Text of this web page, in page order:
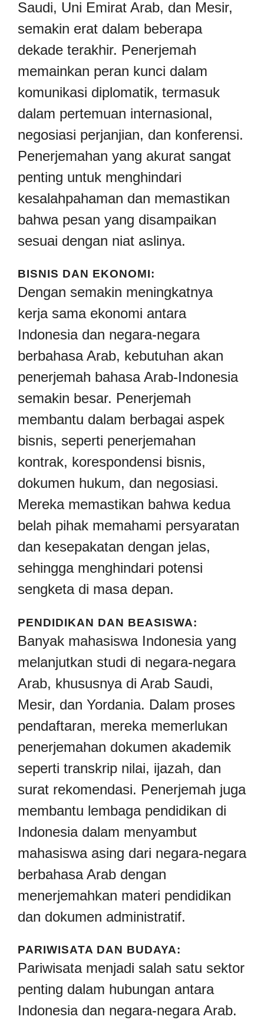
Saudi, Uni Emirat Arab, dan Mesir,
semakin erat dalam beberapa
dekade terakhir. Penerjemah
memainkan peran kunci dalam
komunikasi diplomatik, termasuk
dalam pertemuan internasional,
negosiasi perjanjian, dan konferensi.
Penerjemahan yang akurat sangat
penting untuk menghindari
kesalahpahaman dan memastikan
bahwa pesan yang disampaikan
sesuai dengan niat aslinya.
BISNIS DAN EKONOMI:
Dengan semakin meningkatnya
kerja sama ekonomi antara
Indonesia dan negara-negara
berbahasa Arab, kebutuhan akan
penerjemah bahasa Arab-Indonesia
semakin besar. Penerjemah
membantu dalam berbagai aspek
bisnis, seperti penerjemahan
kontrak, korespondensi bisnis,
dokumen hukum, dan negosiasi.
Mereka memastikan bahwa kedua
belah pihak memahami persyaratan
dan kesepakatan dengan jelas,
sehingga menghindari potensi
sengketa di masa depan.
PENDIDIKAN DAN BEASISWA:
Banyak mahasiswa Indonesia yang
melanjutkan studi di negara-negara
Arab, khususnya di Arab Saudi,
Mesir, dan Yordania. Dalam proses
pendaftaran, mereka memerlukan
penerjemahan dokumen akademik
seperti transkrip nilai, ijazah, dan
surat rekomendasi. Penerjemah juga
membantu lembaga pendidikan di
Indonesia dalam menyambut
mahasiswa asing dari negara-negara
berbahasa Arab dengan
menerjemahkan materi pendidikan
dan dokumen administratif.
PARIWISATA DAN BUDAYA:
Pariwisata menjadi salah satu sektor
penting dalam hubungan antara
Indonesia dan negara-negara Arab.